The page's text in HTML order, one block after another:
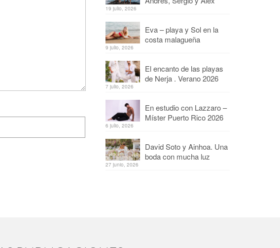
19 julio, 2026
Eva – playa y Sol en la
costa malagueña
9 julio, 2026
El encanto de las playas
de Nerja . Verano 2026
7 julio, 2026
En estudio con Lazzaro –
Míster Puerto Rico 2026
6 julio, 2026
David Soto y Ainhoa. Una
boda con mucha luz
27 junio, 2026